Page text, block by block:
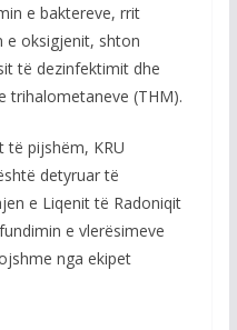
e baktereve, rrit
e oksigjenit, shton
të dezinfektimit dhe
trihalometaneve (THM).
të pijshëm, KRU
detyruar të
e Liqenit të Radoniqit
e vlerësimeve
nga ekipet